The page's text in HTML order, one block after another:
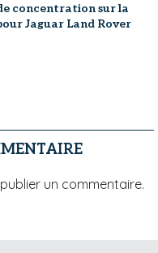
concentration sur la
Jaguar Land Rover
un commentaire.